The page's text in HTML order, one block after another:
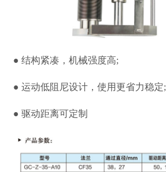
● 结构紧凑，机械强度高;
● 运动低阻尼设计，使用更省力稳定;
● 驱动距离可定制